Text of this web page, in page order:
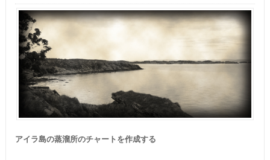
アイラ島の蒸溜所のチャートを作成する